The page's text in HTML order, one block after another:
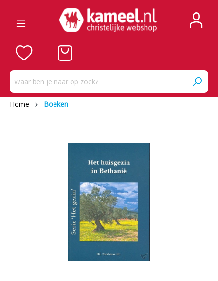
Home Boeken